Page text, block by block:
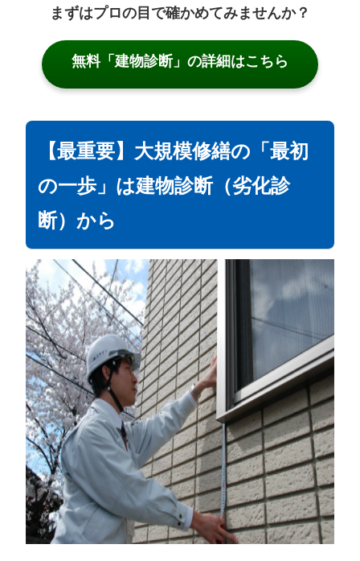
まずはプロの目で確かめてみませんか？
無料「建物診断」の詳細はこちら
【最重要】大規模修繕の「最初
の一歩」は建物診断（劣化診
断）から